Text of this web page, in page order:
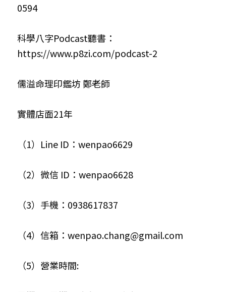
0594
科學八字Podcast聽書：
https://www.p8zi.com/podcast-2
儒溢命理印鑑坊 鄭老師
實體店面21年
（1）Line ID：wenpao6629
（2）微信 ID：wenpao6628
（3）手機：0938617837
（4）信箱：wenpao.chang@gmail.com
（5）營業時間: